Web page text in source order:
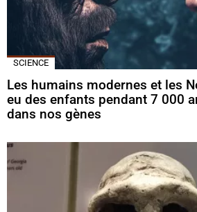
SCIENCE
Les humains modernes et les
eu des enfants pendant 7 000
dans nos gènes